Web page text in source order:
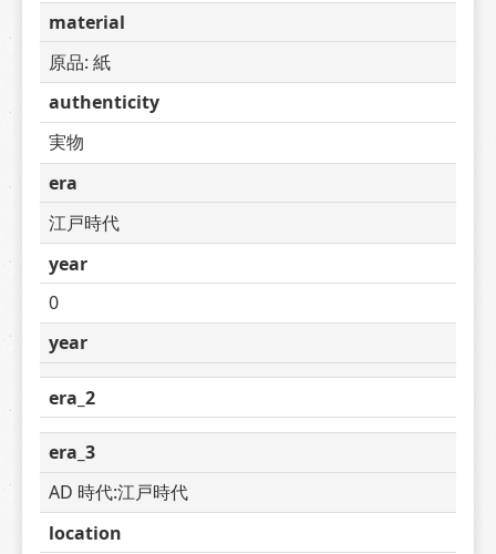
material
原品: 紙
authenticity
実物
era
江戸時代
year
0
year
era_2
era_3
AD 時代:江戸時代
location